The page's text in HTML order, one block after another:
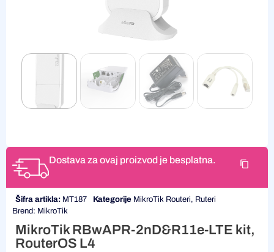
Dostava za ovaj proizvod je besplatna.
Šifra artikla: MT187 Kategorije MikroTik Routeri, Ruteri
Brend: MikroTik
MikroTik RBwAPR-2nD&R11e-LTE kit,
RouterOS L4